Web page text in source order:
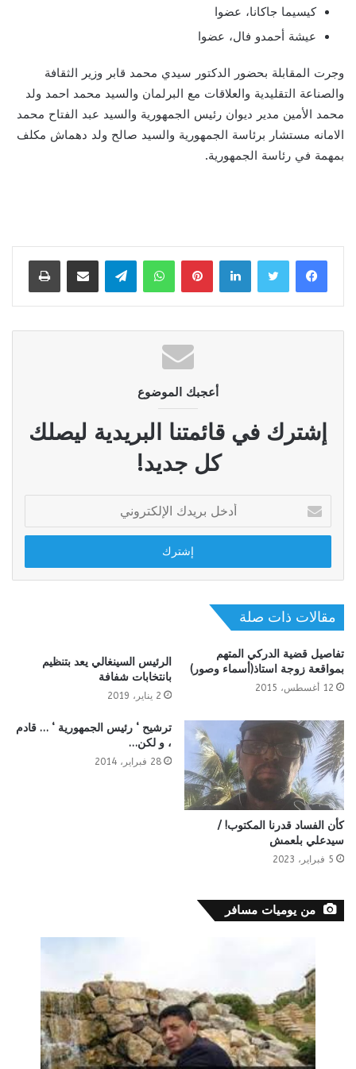
كيسيما جاكانا، عضوا
عيشة أحمدو فال، عضوا
وجرت المقابلة بحضور الدكتور سيدي محمد قابر وزير الثقافة
والصناعة التقليدية والعلاقات مع البرلمان والسيد محمد احمد ولد
محمد الأمين مدير ديوان رئيس الجمهورية والسيد عبد الفتاح محمد
الامانه مستشار برئاسة الجمهورية والسيد صالح ولد دهماش مكلف
بمهمة في رئاسة الجمهورية.
لينكدإن بينتيريستواتساب تيلقرام مشاركة عبر البريد طباعة
أعجبك الموضوع
إشترك في قائمتنا البريدية ليصلك
كل جديد!
بريدك
الإلكتروني
مقالات ذات صلة
تفاصيل قضية الدركي المتهم
بمواقعة زوجة استاذ(أسماء وصور)
12 أغسطس، 2015
الرئيس السينغالي يعد بتنظيم
بانتخابات شفافة
2 يناير، 2019
كأن الفساد قدرنا المكتوب! /
سيدعلي بلعمش
5 فبراير، 2023
ترشيح ‘ رئيس الجمهورية ‘ … قادم
، و لكن…
28 فبراير، 2014
من يوميات مسافر